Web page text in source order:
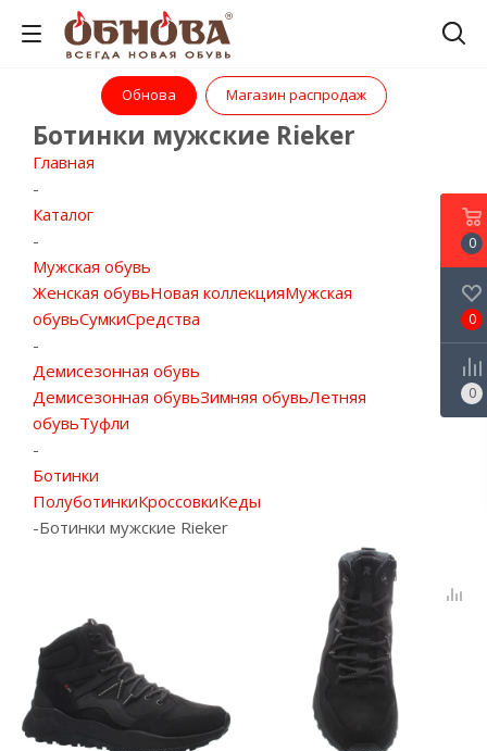
Обнова Магазин распродаж
Ботинки мужские Rieker
Главная
-
Каталог
-
Мужская обувь
Женская обувьНовая коллекцияМужская
обувьСумкиСредства
-
Демисезонная обувь
Демисезонная обувьЗимняя обувьЛетняя
обувьТуфли
-
Ботинки
ПолуботинкиКроссовкиКеды
-Ботинки мужские Rieker
0
0
0